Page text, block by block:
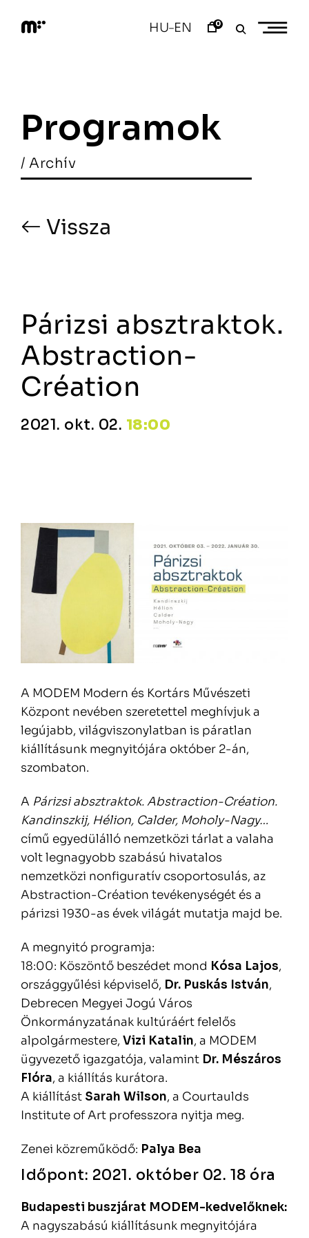
content
r
HU–EN 0
Programok
/ Archív
Vissza
Párizsi absztraktok.
Abstraction-
Création
2021. okt. 02. 18:00
A MODEM Modern és Kortárs Művészeti
Központ nevében szeretettel meghívjuk a
legújabb, világviszonylatban is páratlan
kiállításunk megnyitójára október 2-án,
szombaton.
A Párizsi absztraktok. Abstraction-Création.
Kandinszkij, Hélion, Calder, Moholy-Nagy…
című egyedülálló nemzetközi tárlat a valaha
volt legnagyobb szabású hivatalos
nemzetközi nonfiguratív csoportosulás, az
Abstraction-Création tevékenységét és a
párizsi 1930-as évek világát mutatja majd be.
A megnyitó programja:
18:00: Köszöntő beszédet mond Kósa Lajos,
országgyűlési képviselő, Dr. Puskás István,
Debrecen Megyei Jogú Város
Önkormányzatának kultúráért felelős
alpolgármestere, Vizi Katalin, a MODEM
ügyvezető igazgatója, valamint Dr. Mészáros
Flóra, a kiállítás kurátora.
A kiállítást Sarah Wilson, a Courtaulds
Institute of Art professzora nyitja meg.
Zenei közreműködő: Palya Bea
Időpont: 2021. október 02. 18 óra
Budapesti buszjárat MODEM-kedvelőknek:
A nagyszabású kiállításunk megnyitójára